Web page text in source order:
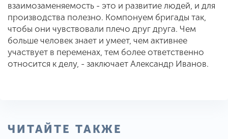
взаимозаменяемость - это и развитие людей, и для
производства полезно. Компонуем бригады так,
чтобы они чувствовали плечо друг друга. Чем
больше человек знает и умеет, чем активнее
участвует в переменах, тем более ответственно
относится к делу, - заключает Александр Иванов.
ЧИТАЙТЕ ТАКЖЕ